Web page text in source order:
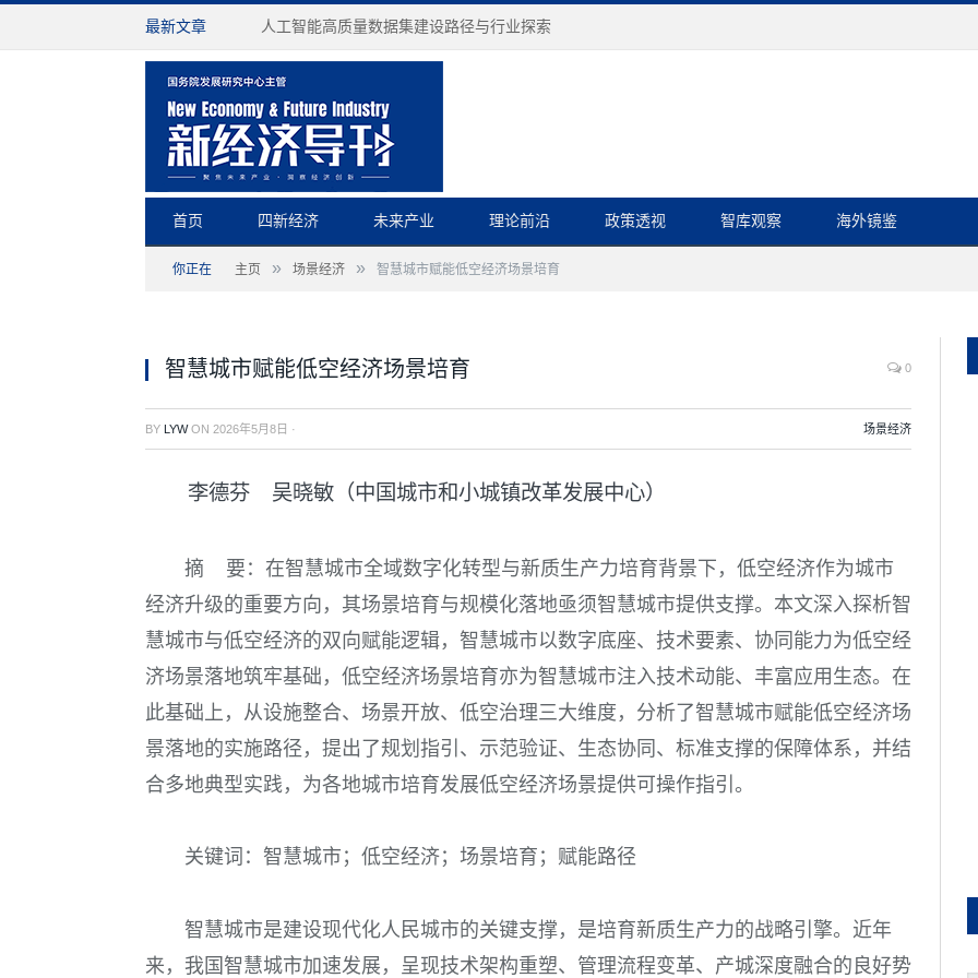
最新文章 人工智能高质量数据集建设路径与行业探索
首页 四新经济 未来产业 理论前沿 政策透视 智库观察 海外镜鉴
你正在 主页 » 场景经济 » 智慧城市赋能低空经济场景培育
智慧城市赋能低空经济场景培育 0
BY LYWON 2026年5月8日 · 场景经济
李德芬 吴晓敏（中国城市和小城镇改革发展中心）
摘 要：在智慧城市全域数字化转型与新质生产力培育背景下，低空经济作为城市
经济升级的重要方向，其场景培育与规模化落地亟须智慧城市提供支撑。本文深入探析智
慧城市与低空经济的双向赋能逻辑，智慧城市以数字底座、技术要素、协同能力为低空经
济场景落地筑牢基础，低空经济场景培育亦为智慧城市注入技术动能、丰富应用生态。在
此基础上，从设施整合、场景开放、低空治理三大维度，分析了智慧城市赋能低空经济场
景落地的实施路径，提出了规划指引、示范验证、生态协同、标准支撑的保障体系，并结
合多地典型实践，为各地城市培育发展低空经济场景提供可操作指引。
关键词：智慧城市；低空经济；场景培育；赋能路径
智慧城市是建设现代化人民城市的关键支撑，是培育新质生产力的战略引擎。近年
来，我国智慧城市加速发展，呈现技术架构重塑、管理流程变革、产城深度融合的良好势